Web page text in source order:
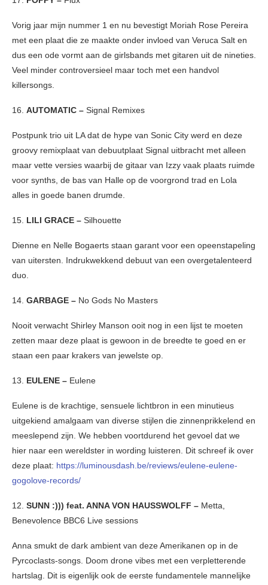
Vorig jaar mijn nummer 1 en nu bevestigt Moriah Rose Pereira
met een plaat die ze maakte onder invloed van Veruca Salt en
dus een ode vormt aan de girlsbands met gitaren uit de nineties.
Veel minder controversieel maar toch met een handvol
killersongs.
16. AUTOMATIC – Signal Remixes
Postpunk trio uit LA dat de hype van Sonic City werd en deze
groovy remixplaat van debuutplaat Signal uitbracht met alleen
maar vette versies waarbij de gitaar van Izzy vaak plaats ruimde
voor synths, de bas van Halle op de voorgrond trad en Lola
alles in goede banen drumde.
15. LILI GRACE – Silhouette
Dienne en Nelle Bogaerts staan garant voor een opeenstapeling
van uitersten. Indrukwekkend debuut van een overgetalenteerd
duo.
14. GARBAGE – No Gods No Masters
Nooit verwacht Shirley Manson ooit nog in een lijst te moeten
zetten maar deze plaat is gewoon in de breedte te goed en er
staan een paar krakers van jewelste op.
13. EULENE – Eulene
Eulene is de krachtige, sensuele lichtbron in een minutieus
uitgekiend amalgaam van diverse stijlen die zinnenprikkelend en
meeslepend zijn. We hebben voortdurend het gevoel dat we
hier naar een wereldster in wording luisteren. Dit schreef ik over
deze plaat: https://luminousdash.be/reviews/eulene-eulene-
gogolove-records/
12. SUNN :))) feat. ANNA VON HAUSSWOLFF – Metta,
Benevolence BBC6 Live sessions
Anna smukt de dark ambient van deze Amerikanen op in de
Pyrcoclasts-songs. Doom drone vibes met een verpletterende
hartslag. Dit is eigenlijk ook de eerste fundamentele mannelijke